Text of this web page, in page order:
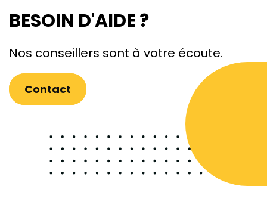
BESOIN D'AIDE ?
Nos conseillers sont à votre écoute.
Contact